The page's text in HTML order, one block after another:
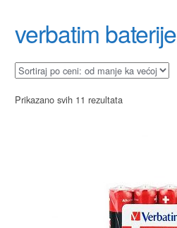
verbatim baterije
Prikazano svih 11 rezultata